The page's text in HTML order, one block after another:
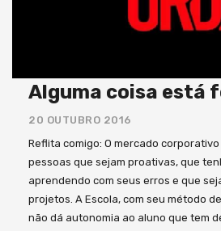
Alguma coisa está
20 OUTUBRO 2016
Reflita comigo: O mercado
pessoas que sejam proativas, que
aprendendo com seus erros e que
projetos. A Escola, com seu método
não dá autonomia ao aluno que tem